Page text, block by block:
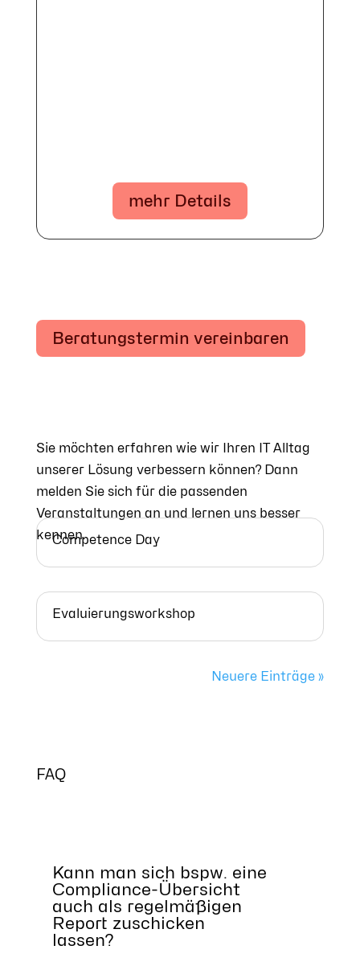
mehr Details
Beratungstermin vereinbaren
Sie möchten erfahren wie wir Ihren IT Alltag
unserer Lösung verbessern können? Dann
melden Sie sich für die passenden
Veranstaltungen an und lernen uns besser
kennen.
Competence Day
Evaluierungsworkshop
Neuere Einträge »
FAQ
Kann man sich bspw. eine
Compliance-Übersicht
auch als regelmäßigen
Report zuschicken
lassen?